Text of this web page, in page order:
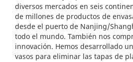
diversos mercados en seis
de millones de productos de
desde el puerto de Nanjing/
todo el mundo. También nos
innovación. Hemos desarrollado
vasos para eliminar las tapas de